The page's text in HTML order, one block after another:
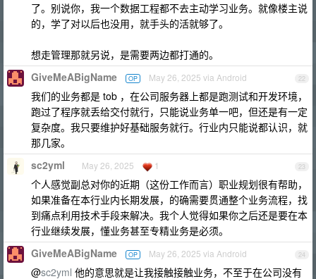
了。别说你，我一个数据工程都不去主动学习业务。就像楼主说
的，学了对以后也没用，就手头的活就够了。
想走管理那就另说，是需要两边都打通的。
22
GiveMeABigName OP May 26, 2025 via Android
我们的业务都是 tob ，在公司服务器上都是跑测试和开发环境，
跑过了程序就丢给交付就行，只能说业务单一吧，但还是有一定
复杂度。我只要维护好基础服务就行。行业内只能说都认识，就
那几家。
23
sc2yml May 26, 2025 1
个人感觉副总对你的近期（这份工作而言）职业规划很有帮助，
如果准备在本行业内长期发展，的确需要贯通整个业务流程，找
到痛点利用技术手段来解决。我个人觉得如果你之后还是要在本
行业继续发展，懂业务甚至专精业务是必须。
24
GiveMeABigName OP May 26, 2025 via Android
@sc2yml 他的意思就是让我接触接触业务，不至于在公司没有